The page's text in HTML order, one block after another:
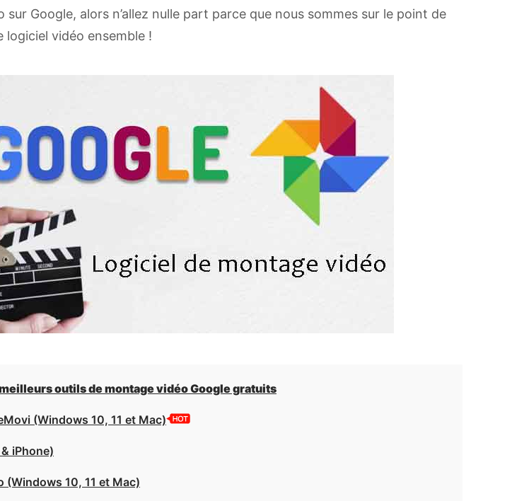
sur Google, alors n’allez nulle part parce que nous sommes sur le point de
vidéo ensemble !
outils de montage vidéo Google gratuits
(Windows 10, 11 et Mac)
iPhone)
(Windows 10, 11 et Mac)